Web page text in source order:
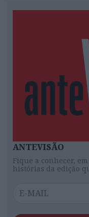
ANTEVISÃO
Fique a conhecer,
histórias da edição